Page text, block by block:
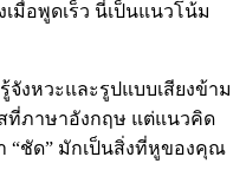
มื่อพูดเร็ว นี่เป็นแนวโน้ม
จังหวะและรูปแบบเสียงข้าม
ที่ภาษาอังกฤษ แต่แนวคิด
“ชัด” มักเป็นสิ่งที่หูของคุณ